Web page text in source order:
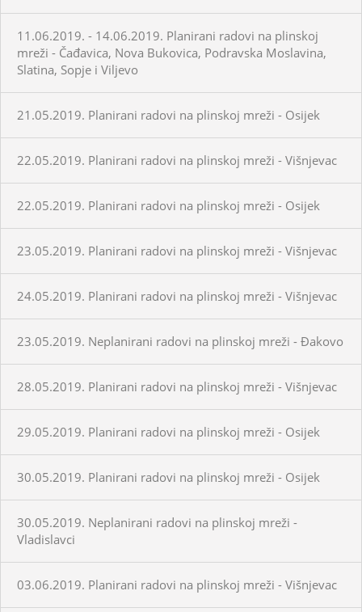
11.06.2019. - 14.06.2019. Planirani radovi na plinskoj
mreži - Čađavica, Nova Bukovica, Podravska Moslavina,
Slatina, Sopje i Viljevo
21.05.2019. Planirani radovi na plinskoj mreži - Osijek
22.05.2019. Planirani radovi na plinskoj mreži - Višnjevac
22.05.2019. Planirani radovi na plinskoj mreži - Osijek
23.05.2019. Planirani radovi na plinskoj mreži - Višnjevac
24.05.2019. Planirani radovi na plinskoj mreži - Višnjevac
23.05.2019. Neplanirani radovi na plinskoj mreži - Đakovo
28.05.2019. Planirani radovi na plinskoj mreži - Višnjevac
29.05.2019. Planirani radovi na plinskoj mreži - Osijek
30.05.2019. Planirani radovi na plinskoj mreži - Osijek
30.05.2019. Neplanirani radovi na plinskoj mreži -
Vladislavci
03.06.2019. Planirani radovi na plinskoj mreži - Višnjevac